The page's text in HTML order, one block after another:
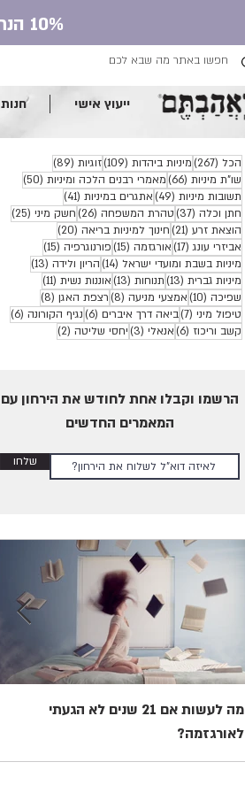
10% הנחה על כל חנות העונג עם קוד קופון ve.ahavtem
ייעוץ אישי חנות
הכל (267) 267 פוסטים
מיניות ביהדות (109) 109 פוסטים
זוגיות (89)
89 פוסטים
שו"ת מיניות (66) 66 פוסטים
מאמרי רבנים הלכה ומיניות (50)
50 פוסטים
תשובות מיניות (49) 49 פוסטים
אתגרים במיניות (41)
41 פוסטים
חתן וכלה (37) 37 פוסטים
טהרת המשפחה (26) 26 פוסטים
חשק מיני (25)
25 פוסטים
הוצאת זרע (21) 21 פוסטיםחינוך למיניות בריאה (20)
20 פוסטים
אביזרי עונג (17) 17 פוסטיםאורגזמה (15) 15 פוסטיםפורנוגרפיה (15)
15 פוסטים
מיניות בשבת ומועדי ישראל (14) 14 פוסטיםהריון ולידה (13)
13 פוסטים
מיניות גברית (13) 13 פוסטיםתנוחות (13) 13 פוסטיםאוננות נשית (11)
11 פוסטים
שפיכה (10) 10 פוסטיםאמצעי מניעה (8) 8 פוסטיםרצפת האגן (8)
8 פוסטים
טיפול מיני (7) 7 פוסטיםביאה דרך איברים (6) 6 פוסטיםנגיף הקורונה (6)
6 פוסטים
קשב וריכוז (6) 6 פוסטיםאנאלי (3) 3 פוסטיםיחסי שליטה (2) 2 פוסטים
הרשמו וקבלו אחת לחודש את הירחון עם
המאמרים החדשים
שלחו
מה לעשות אם 21 שנים לא הגעתי
לאורגזמה?